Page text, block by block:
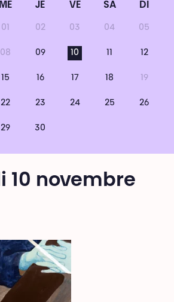
ME JE VE SA DI
01 02 03 04 05
08 09 10 11 12
15 16 17 18 19
22 23 24 25 26
29 30
10 novembre